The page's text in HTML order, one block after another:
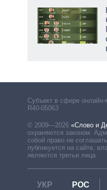
Субъект в сфере
R40-05063
© 2009—2026 «Слово и
охраняются законом.
собой право не
публикуется на сайте,
являются третьи лица.
УКР РОС